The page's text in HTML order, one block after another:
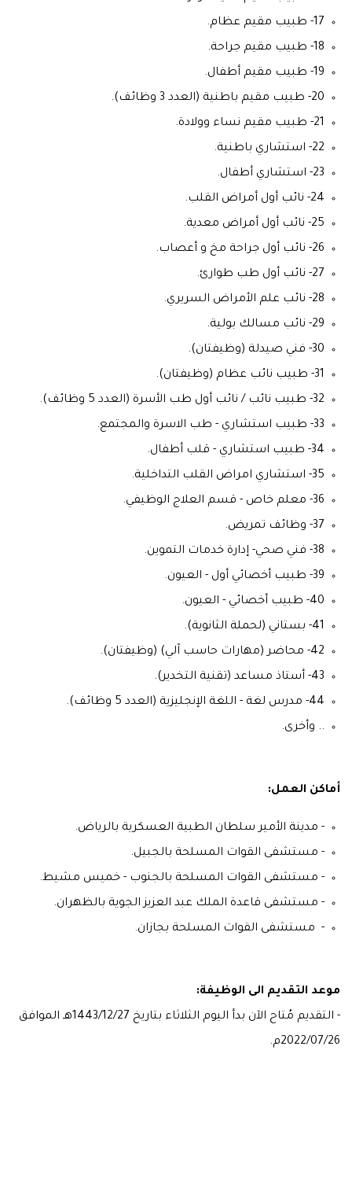
17- طبيب مقيم عظام.
18- طبيب مقيم جراحة.
19- طبيب مقيم أطفال.
20- طبيب مقيم باطنية (العدد 3 وظائف).
21- طبيب مقيم نساء وولادة.
22- استشاري باطنية.
23- استشاري أطفال.
24- نائب أول أمراض القلب.
25- نائب أول أمراض معدية.
26- نائب أول جراحة مخ و أعصاب.
27- نائب أول طب طوارئ.
28- نائب علم الأمراض السريري.
29- نائب مسالك بولية.
30- فني صيدلة (وظيفتان).
31- طبيب نائب عظام (وظيفتان).
32- طبيب نائب / نائب أول طب الأسرة (العدد 5 وظائف).
33- طبيب استشاري - طب الاسرة والمجتمع.
34- طبيب استشاري - قلب أطفال.
35- استشاري امراض القلب التداخلية.
36- معلم خاص - قسم العلاج الوظيفي.
37- وظائف تمريض.
38- فني صحي- إدارة خدمات التموين.
39- طبيب أخصائي أول - العيون.
40- طبيب أخصائي - العيون.
41- بستاني (لحملة الثانوية).
42- محاضر (مهارات حاسب آلي) (وظيفتان).
43- أستاذ مساعد (تقنية التخدير).
44- مدرس لغة - اللغة الإنجليزية (العدد 5 وظائف).
.. وأخرى.
أماكن العمل:
- مدينة الأمير سلطان الطبية العسكرية بالرياض.
- مستشفى القوات المسلحة بالجبيل.
- مستشفى القوات المسلحة بالجنوب - خميس مشيط.
- مستشفى قاعدة الملك عبد العزيز الجوية بالظهران.
- مستشفى القوات المسلحة بجازان.
موعد التقديم الى الوظيفة:
- التقديم مُتاح الآن بدأ اليوم الثلاثاء بتاريخ 1443/12/27هـ الموافق
2022/07/26م.